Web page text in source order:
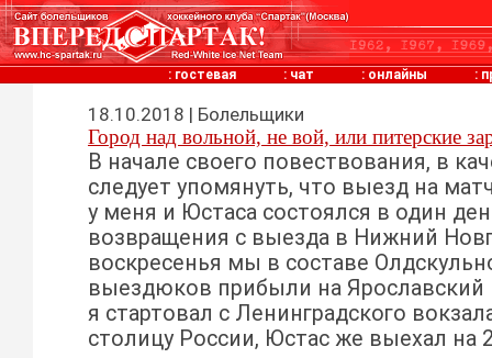
: гостевая : чат : онлайны :
18.10.2018 | Болельщики
Город над вольной, не вой, или питерские
В начале своего повествования, в
следует упомянуть, что выезд на
у меня и Юстаса состоялся в один
возвращения с выезда в Нижний
воскресенья мы в составе
выездюков прибыли на Ярославский
я стартовал с Ленинградского
столицу России, Юстас же выехал на